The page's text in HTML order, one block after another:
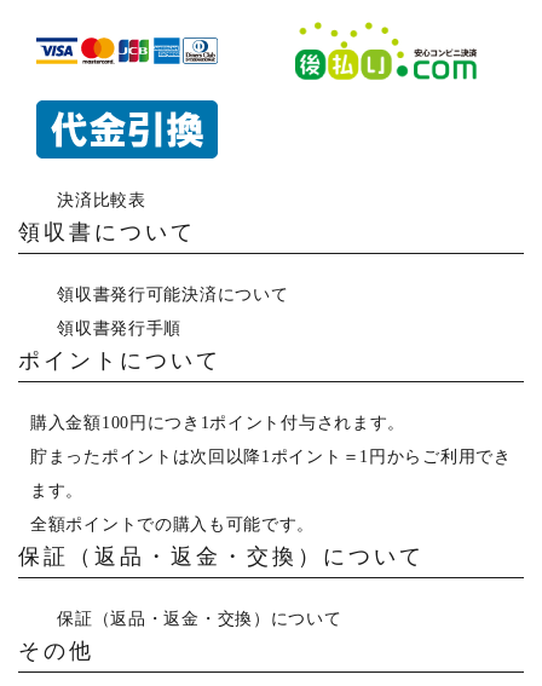
決済比較表
領収書について
領収書発行可能決済について
領収書発行手順
ポイントについて
購入金額100円につき1ポイント付与されます。
貯まったポイントは次回以降1ポイント＝1円からご利用でき
ます。
全額ポイントでの購入も可能です。
保証（返品・返金・交換）について
保証（返品・返金・交換）について
その他